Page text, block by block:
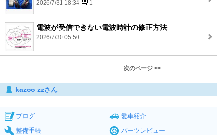
2026/7/31 18:34 1
電波が受信できない電波時計の修正方法
2026/7/30 05:50
次のページ >>
kazoo zzさん
ブログ
愛車紹介
整備手帳
パーツレビュー